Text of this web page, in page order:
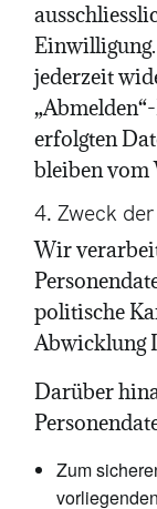
jederzeit
erfolgten
bleiben
4. Zweck
Wir
politische
Abwicklung
Darüber
Zum